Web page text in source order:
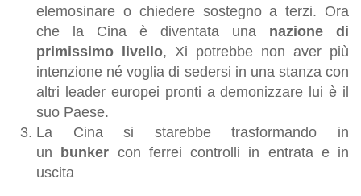
elemosinare o chiedere sostegno a terzi. Ora
che la Cina è diventata una nazione di
primissimo livello, Xi potrebbe non aver più
intenzione né voglia di sedersi in una stanza con
altri leader europei pronti a demonizzare lui è il
suo Paese.
La Cina si starebbe trasformando in
un bunker con ferrei controlli in entrata e in
uscita